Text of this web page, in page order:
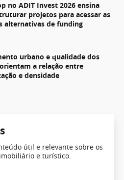
no ADIT Invest 2026 ensina
projetos para acessar as
alternativas de funding
urbano e qualidade dos
a relação entre
e densidade
útil e relevante sobre os
e turístico.